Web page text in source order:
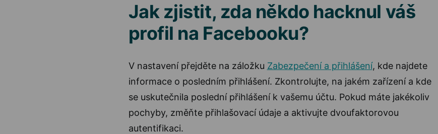
Jak zjistit, zda někdo hacknul váš
profil na Facebooku?
V nastavení přejděte na záložku Zabezpečení a přihlášení, kde najdete
informace o posledním přihlášení. Zkontrolujte, na jakém zařízení a kde
se uskutečnila poslední přihlášení k vašemu účtu. Pokud máte jakékoliv
pochyby, změňte přihlašovací údaje a aktivujte dvoufaktorovou
autentifikaci.